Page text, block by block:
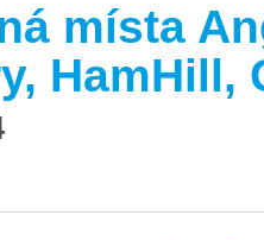
místa
HamHill,